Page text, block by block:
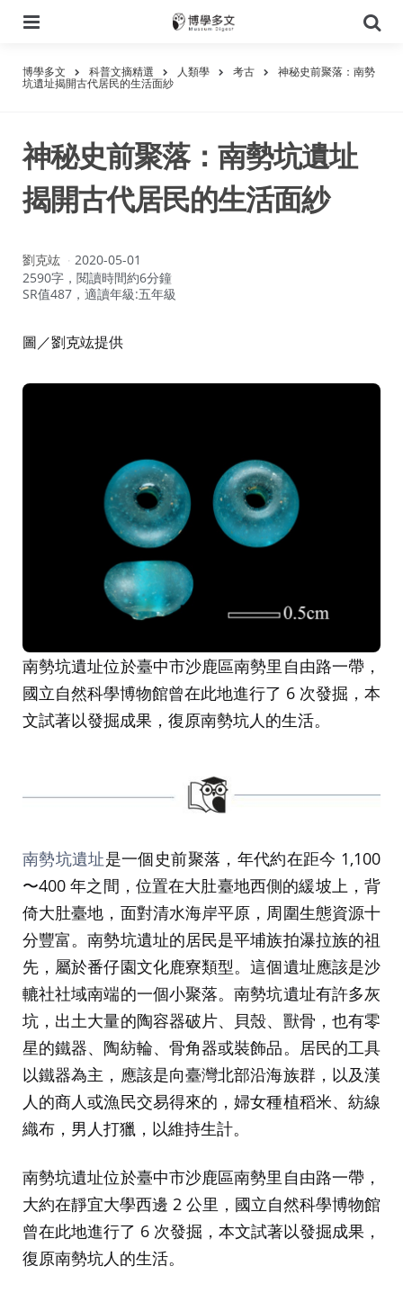
尋
博學多文 科普文摘精選 人類學 考古 神秘史前聚落：南勢
坑遺址揭開古代居民的生活面紗
神秘史前聚落：南勢坑遺址
揭開古代居民的生活面紗
作
者：
劉克竑
2020-05-01
2590字，閱讀時間約6分鐘
SR值487，適讀年級:五年級
圖／劉克竑提供
南勢坑遺址位於臺中市沙鹿區南勢里自由路一帶，
國立自然科學博物館曾在此地進行了 6 次發掘，本
文試著以發掘成果，復原南勢坑人的生活。
南勢坑遺址是一個史前聚落，年代約在距今 1,100
〜400 年之間，位置在大肚臺地西側的緩坡上，背
倚大肚臺地，面對清水海岸平原，周圍生態資源十
分豐富。南勢坑遺址的居民是平埔族拍瀑拉族的祖
先，屬於番仔園文化鹿寮類型。這個遺址應該是沙
轆社社域南端的一個小聚落。南勢坑遺址有許多灰
坑，出土大量的陶容器破片、貝殼、獸骨，也有零
星的鐵器、陶紡輪、骨角器或裝飾品。居民的工具
以鐵器為主，應該是向臺灣北部沿海族群，以及漢
人的商人或漁民交易得來的，婦女種植稻米、紡線
織布，男人打獵，以維持生計。
南勢坑遺址位於臺中市沙鹿區南勢里自由路一帶，
大約在靜宜大學西邊 2 公里，國立自然科學博物館
曾在此地進行了 6 次發掘，本文試著以發掘成果，
復原南勢坑人的生活。